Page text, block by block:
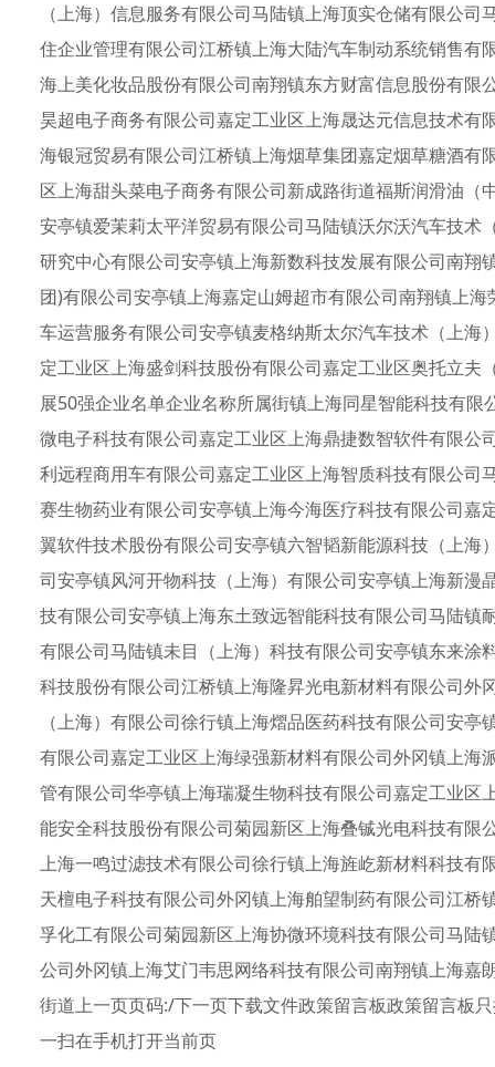
（上海）信息服务有限公司马陆镇上海顶实仓储有限公
住企业管理有限公司江桥镇上海大陆汽车制动系统销售
海上美化妆品股份有限公司南翔镇东方财富信息股份有
昊超电子商务有限公司嘉定工业区上海晟达元信息技术
海银冠贸易有限公司江桥镇上海烟草集团嘉定烟草糖酒
区上海甜头菜电子商务有限公司新成路街道福斯润滑油
安亭镇爱茉莉太平洋贸易有限公司马陆镇沃尔沃汽车技
研究中心有限公司安亭镇上海新数科技发展有限公司南
团)有限公司安亭镇上海嘉定山姆超市有限公司南翔镇上
车运营服务有限公司安亭镇麦格纳斯太尔汽车技术（上
定工业区上海盛剑科技股份有限公司嘉定工业区奥托立
展50强企业名单企业名称所属街镇上海同星智能科技有
微电子科技有限公司嘉定工业区上海鼎捷数智软件有限
利远程商用车有限公司嘉定工业区上海智质科技有限公
赛生物药业有限公司安亭镇上海今海医疗科技有限公司
翼软件技术股份有限公司安亭镇六智韬新能源科技（上
司安亭镇风河开物科技（上海）有限公司安亭镇上海新
技有限公司安亭镇上海东土致远智能科技有限公司马陆
有限公司马陆镇未目（上海）科技有限公司安亭镇东来
科技股份有限公司江桥镇上海隆昇光电新材料有限公司
（上海）有限公司徐行镇上海熠品医药科技有限公司安
有限公司嘉定工业区上海绿强新材料有限公司外冈镇上
管有限公司华亭镇上海瑞凝生物科技有限公司嘉定工业
能安全科技股份有限公司菊园新区上海叠铖光电科技有
上海一鸣过滤技术有限公司徐行镇上海旌屹新材料科技
天檀电子科技有限公司外冈镇上海舶望制药有限公司江
孚化工有限公司菊园新区上海协微环境科技有限公司马
公司外冈镇上海艾门韦思网络科技有限公司南翔镇上海
街道上一页页码:/下一页下载文件政策留言板政策留言板
一扫在手机打开当前页